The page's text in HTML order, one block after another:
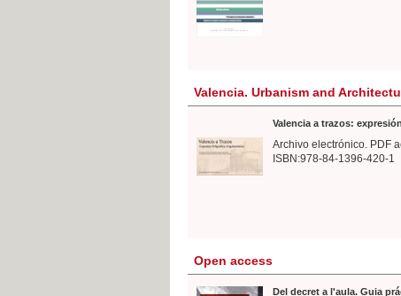
Valencia. Urbanism and
Valencia a trazos:
Archivo electrónico. PDF
ISBN:978-84-1396-420-1
Open access
Del decret a l'aula. Guia